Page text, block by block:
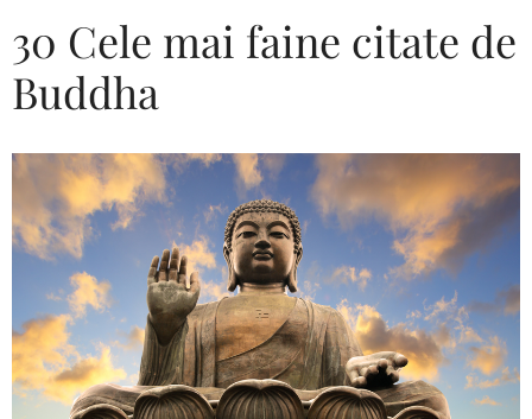
30 Cele mai faine citate de
Buddha